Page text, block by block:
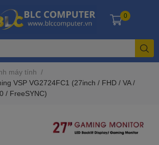
0
máy tính /
VSP VG2724FC1 (27inch / FHD / VA /
/ FreeSYNC)